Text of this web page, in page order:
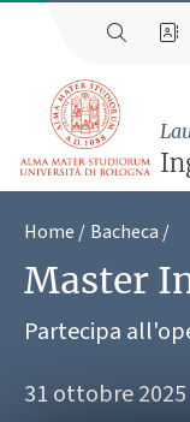
Home Bacheca
Master
Partecipa
31 ottobre